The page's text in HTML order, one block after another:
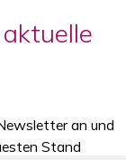
an und
Stand